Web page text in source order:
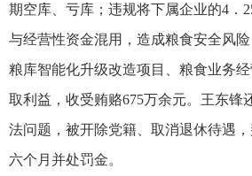
期空库、亏库；违规将下属企业的4．
与经营性资金混用，造成粮食安全风
粮库智能化升级改造项目、粮食业务
取利益，收受贿赂675万余元。王东锋
法问题，被开除党籍、取消退休待遇
六个月并处罚金。